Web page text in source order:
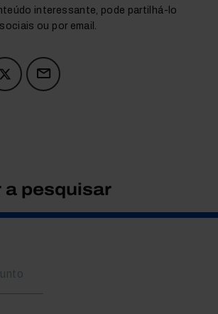
interessante, pode partilhá-lo
ou por email.
a pesquisar